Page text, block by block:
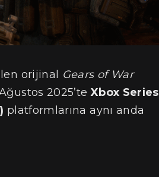
orijinal
Gears of War
2025’teXbox Series
platformlarına aynı anda